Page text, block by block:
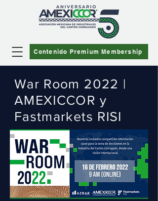
Contenido Premium Membership
War Room 2022 |
AMEXICCOR y
Fastmarkets RISI